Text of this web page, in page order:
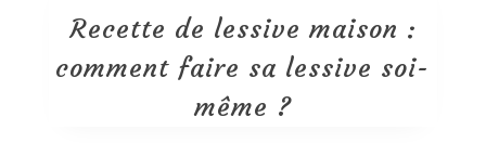
Recette de lessive maison :
comment faire sa lessive soi-
même ?